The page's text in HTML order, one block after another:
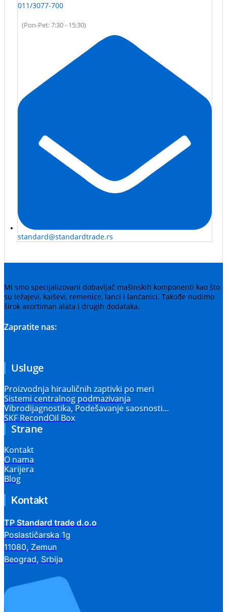
011/3077-700
(Pon-Pet: 7:30 - 15:30)
standard@standardtrade.rs
Mi smo specijalizovani dobavljač mašinskih komponenti kao što
su ležajevi, kaiševi, remenice, lanci i lančanici. Takođe nudimo
širok asortiman alata i drugih dodataka.
Zapratite nas:
Usluge
Proizvodnja hirauličnih zaptivki po meri
Sistemi centralnog podmazivanja
Vibrodijagnostika, Podešavanje saosnosti…
SKF RecondOil Box
Strane
Kontakt
O nama
Karijera
Blog
Kontakt
TP Standard trade d.o.o
Poslastičarska 1g
11080, Zemun
Beograd, Srbija